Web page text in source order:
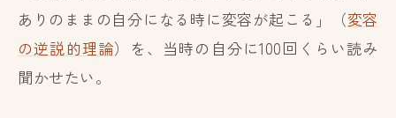
ありのままの自分になる時に変容が起こる」（変容
の逆説的理論）を、当時の自分に100回くらい読み
聞かせたい。